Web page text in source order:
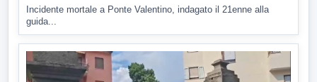
Incidente mortale a Ponte Valentino, indagato il 21enne alla
guida...